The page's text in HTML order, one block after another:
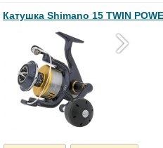
Катушка Shimano 15 TWIN